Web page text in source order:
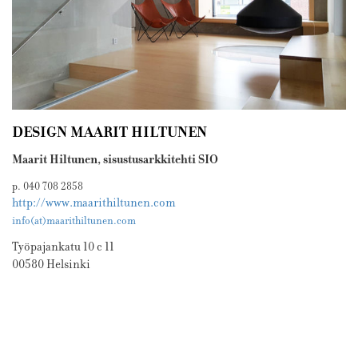
DESIGN MAARIT HILTUNEN
Maarit Hiltunen, sisustusarkkitehti SIO
p. 040 708 2858
http://www.maarithiltunen.com
info(at)maarithiltunen.com
Työpajankatu 10 c 11
00580 Helsinki